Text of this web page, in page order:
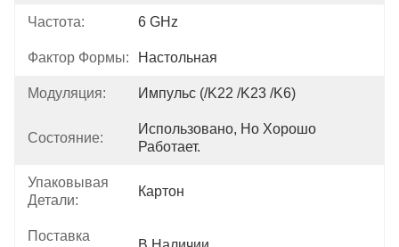
Частота: 6 GHz
Фактор Формы: Настольная
Модуляция: Импульс (/K22 /K23 /K6)
Состояние:
Использовано, Но Хорошо
Работает.
Упаковывая
Детали:
Картон
Поставка